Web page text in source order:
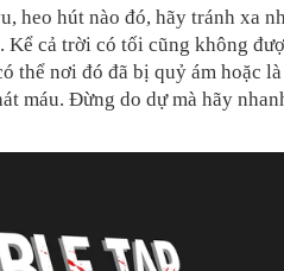
heo hút nào đó, hãy tránh xa
Kể cả trời có tối cũng không
thể nơi đó đã bị quỷ ám hoặc
máu. Đừng do dự mà hãy